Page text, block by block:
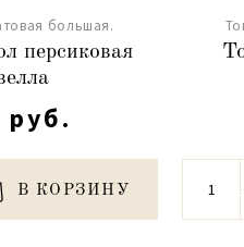
большая.
персиковая
руб.
В КОРЗИНУ